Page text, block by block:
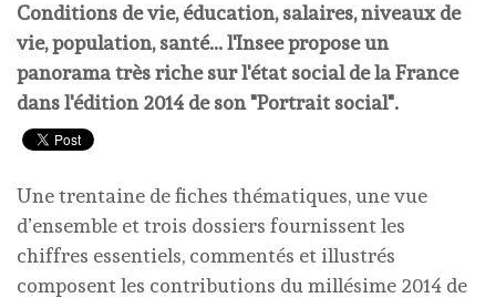
Conditions de vie, éducation, salaires, niveaux de
vie, population, santé... l'Insee propose un
panorama très riche sur l'état social de la France
dans l'édition 2014 de son "Portrait social".
Une trentaine de fiches thématiques, une vue
d’ensemble et trois dossiers fournissent les
chiffres essentiels, commentés et illustrés
composent les contributions du millésime 2014 de